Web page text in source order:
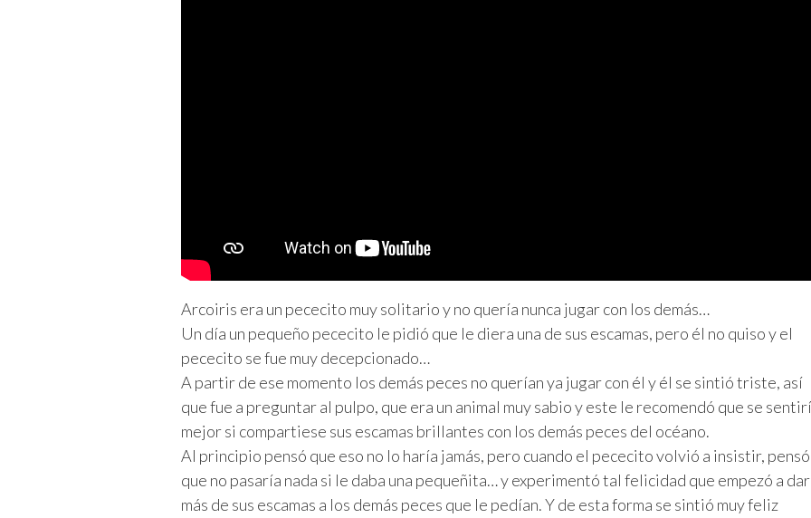
Arcoiris era un pececito muy solitario y no quería nunca jugar con los demás…
Un día un pequeño pececito le pidió que le diera una de sus escamas, pero él no quiso y el
pececito se fue muy decepcionado…
A partir de ese momento los demás peces no querían ya jugar con él y él se sintió triste, así
que fue a preguntar al pulpo, que era un animal muy sabio y este le recomendó que se
mejor si compartiese sus escamas brillantes con los demás peces del océano.
Al principio pensó que eso no lo haría jamás, pero cuando el pececito volvió a insistir, pensó
que no pasaría nada si le daba una pequeñita… y experimentó tal felicidad que empezó a dar
más de sus escamas a los demás peces que le pedían. Y de esta forma se sintió muy feliz